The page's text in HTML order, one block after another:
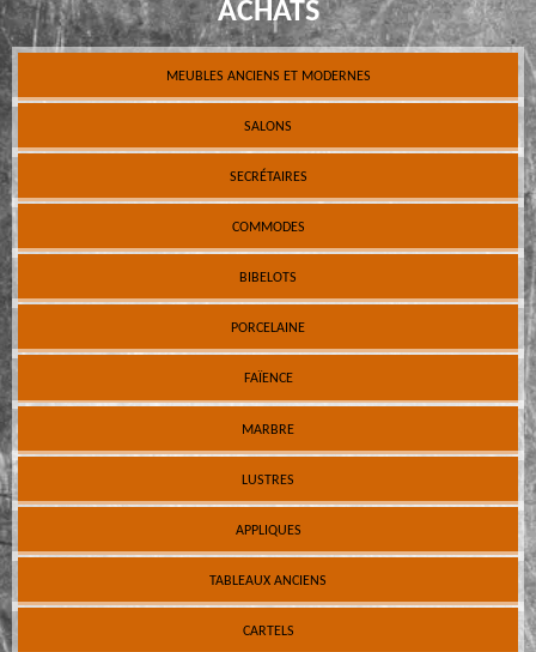
ACHATS
MEUBLES ANCIENS ET MODERNES
SALONS
SECRÉTAIRES
COMMODES
BIBELOTS
PORCELAINE
FAÏENCE
MARBRE
LUSTRES
APPLIQUES
TABLEAUX ANCIENS
CARTELS